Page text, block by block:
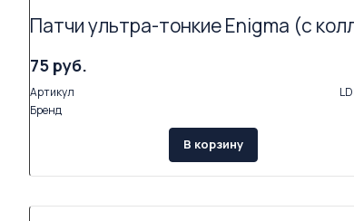
75 руб.
Артикул
Бренд
В корзину